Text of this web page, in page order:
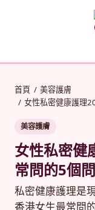
首頁 / 美容護膚
/ 女性私密健康護理
美容護膚
女性私密健
常問的5個
私密健康護理是
香港女生最常問